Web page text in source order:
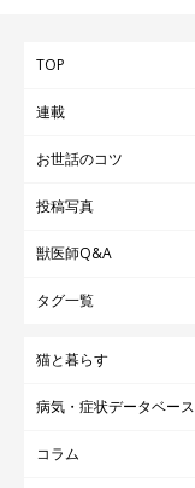
TOP
連載
お世話のコツ
投稿写真
獣医師Q&A
タグ一覧
猫と暮らす
病気・症状データベース
コラム